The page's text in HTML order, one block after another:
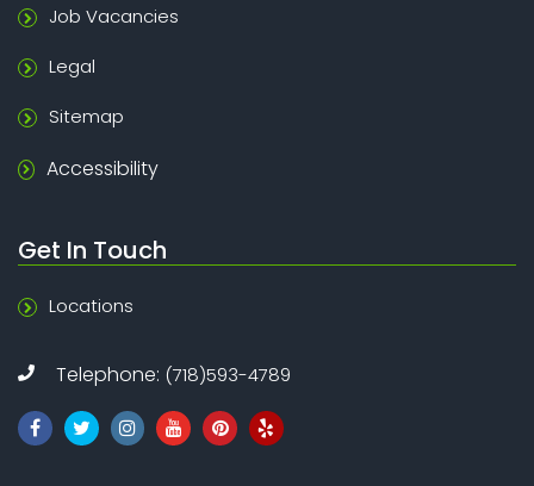
Job Vacancies
Legal
Sitemap
Accessibility
Get In Touch
Locations
Telephone: (718)593-4789